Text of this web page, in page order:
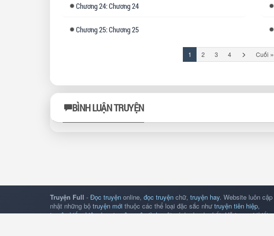
Chương24: Chương 24
Chương25: Chương 25
1 (đang
xem)
2 3 4
Trang
tiếp
Cuối »
BÌNH LUẬN TRUYỆN
Truyện Full - Đọc truyện online, đọc truyện chữ, truyện hay. Website luôn cập
nhật những bộ truyện mới thuộc các thể loại đặc sắc như truyện tiên hiệp,
truyện kiếm hiệp, haytruyện ngôn tìnhmột cách nhanh nhất. Hỗ trợ mọi thiết